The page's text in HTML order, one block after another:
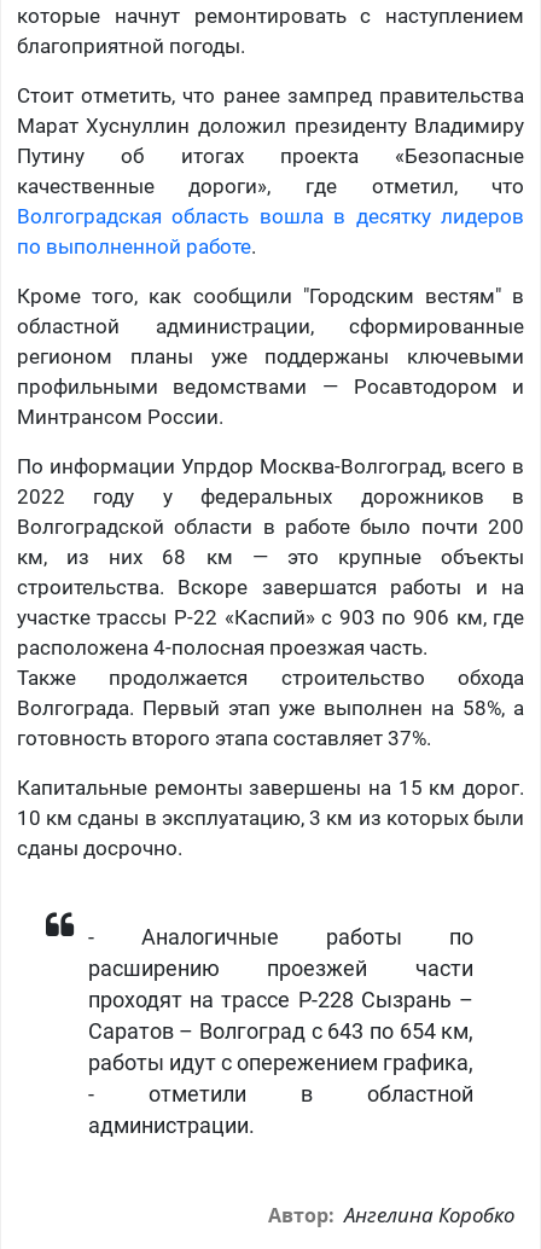
которые начнут ремонтировать с наступлением
благоприятной погоды.
Стоит отметить, что ранее зампред правительства
Марат Хуснуллин доложил президенту Владимиру
Путину об итогах проекта «Безопасные
качественные дороги», где отметил, что
Волгоградская область вошла в десятку лидеров
по выполненной работе.
Кроме того, как сообщили "Городским вестям" в
областной администрации, сформированные
регионом планы уже поддержаны ключевыми
профильными ведомствами — Росавтодором и
Минтрансом России.
По информации Упрдор Москва-Волгоград, всего в
2022 году у федеральных дорожников в
Волгоградской области в работе было почти 200
км, из них 68 км — это крупные объекты
строительства. Вскоре завершатся работы и на
участке трассы Р-22 «Каспий» с 903 по 906 км, где
расположена 4-полосная проезжая часть.
Также продолжается строительство обхода
Волгограда. Первый этап уже выполнен на 58%, а
готовность второго этапа составляет 37%.
Капитальные ремонты завершены на 15 км дорог.
10 км сданы в эксплуатацию, 3 км из которых были
сданы досрочно.
- Аналогичные работы по
расширению проезжей части
проходят на трассе Р-228 Сызрань –
Саратов – Волгоград с 643 по 654 км,
работы идут с опережением графика,
- отметили в областной
администрации.
Автор: Ангелина Коробко